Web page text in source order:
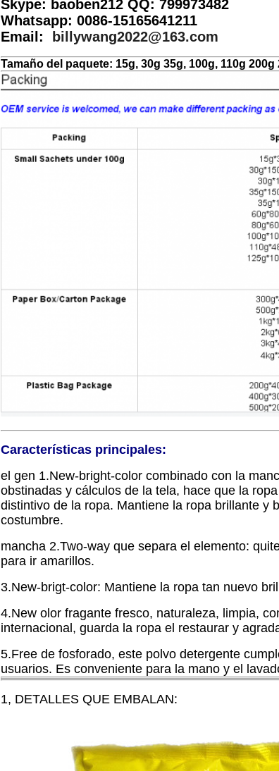
Skype: baoben212 QQ: 799973482
Whatsapp: 0086-15165641211
Email:
billywang2022@163.com
Tamaño del paquete: 15g, 30g 35g, 100g, 110g
Características principales:
el gen 1.New-bright-color combinado con la
obstinadas y cálculos de la tela, hace que la
distintivo de la ropa. Mantiene la ropa brillante y
costumbre.
mancha 2.Two-way que separa el elemento:
para ir amarillos.
3.New-brigt-color: Mantiene la ropa tan nuevo
4.New olor fragante fresco, naturaleza, limpia,
internacional, guarda la ropa el restaurar y
5.Free de fosforado, este polvo detergente
usuarios. Es conveniente para la mano y el
1, DETALLES QUE EMBALAN: